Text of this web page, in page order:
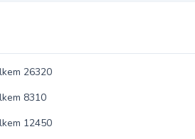
26320
8310
12450